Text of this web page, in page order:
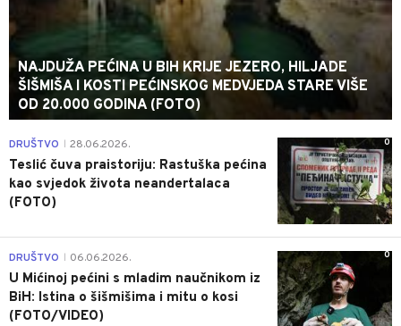
NAJDUŽA PEĆINA U BIH KRIJE JEZERO, HILJADE
ŠIŠMIŠA I KOSTI PEĆINSKOG MEDVJEDA STARE VIŠE
OD 20.000 GODINA (FOTO)
0
DRUŠTVO 28.06.2026.
Teslić čuva praistoriju: Rastuška pećina
kao svjedok života neandertalaca
(FOTO)
0
DRUŠTVO 06.06.2026.
U Mićinoj pećini s mladim naučnikom iz
BiH: Istina o šišmišima i mitu o kosi
(FOTO/VIDEO)